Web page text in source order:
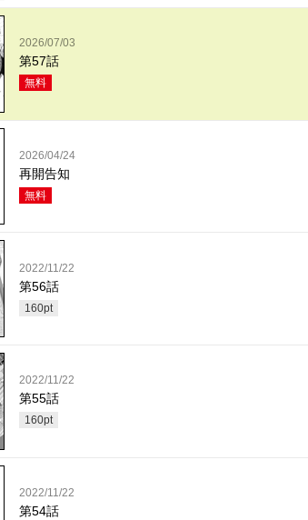
2026/07/03
第57話
無料
2026/04/24
再開告知
無料
2022/11/22
第56話
160pt
2022/11/22
第55話
160pt
2022/11/22
第54話